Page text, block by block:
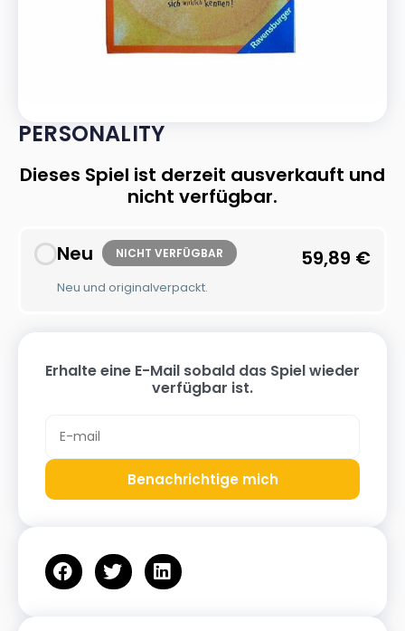
PERSONALITY
Dieses Spiel ist derzeit ausverkauft und
nicht verfügbar.
Neu NICHT VERFÜGBAR
Neu und originalverpackt.
59,89 €
Erhalte eine E-Mail sobald das Spiel wieder
verfügbar ist.
Benachrichtige mich